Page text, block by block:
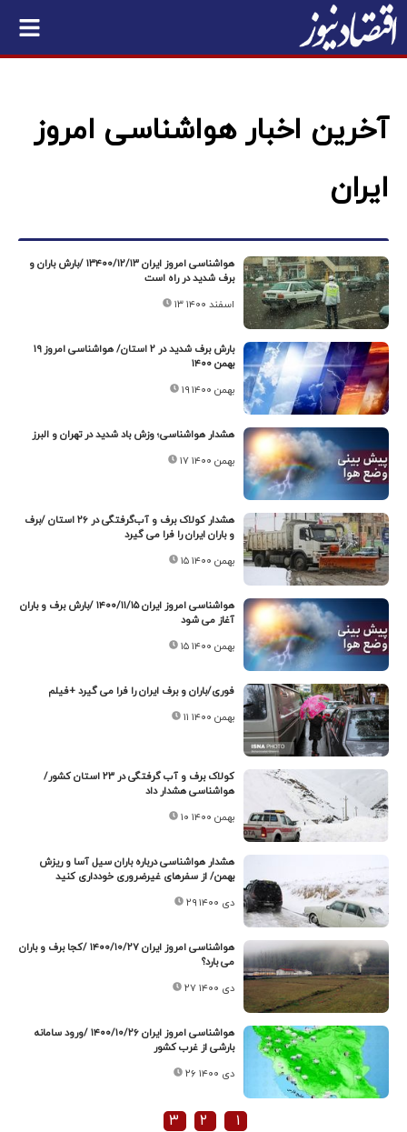
آخرین اخبار هواشناسی امروز
ایران
هواشناسی امروز ایران ۱۳۴۰۰/۱۲/۱۳ /بارش باران و
برف شدید در راه است
۱۳ اسفند ۱۴۰۰
بارش برف شدید در ۲ استان/ هواشناسی امروز ۱۹
بهمن ۱۴۰۰
۱۹ بهمن ۱۴۰۰
هشدار هواشناسی؛ وزش باد شدید در تهران و البرز
۱۷ بهمن ۱۴۰۰
هشدار کولاک برف و آب‌گرفتگی در ۲۶ استان /برف
و باران ایران را فرا می گیرد
۱۵ بهمن ۱۴۰۰
هواشناسی امروز ایران ۱۴۰۰/۱۱/۱۵ /بارش برف و باران
آغاز می شود
۱۵ بهمن ۱۴۰۰
فوری/باران و برف ایران را فرا می گیرد +فیلم
۱۱ بهمن ۱۴۰۰
کولاک برف و آب گرفتگی در ۲۳ استان کشور/
هواشناسی هشدار داد
۱۰ بهمن ۱۴۰۰
هشدار هواشناسی درباره باران سیل آسا و ریزش
بهمن/ از سفرهای غیرضروری خودداری کنید
۲۹ دی ۱۴۰۰
هواشناسی امروز ایران ۱۴۰۰/۱۰/۲۷ /کجا برف و باران
می بارد؟
۲۷ دی ۱۴۰۰
هواشناسی امروز ایران ۱۴۰۰/۱۰/۲۶ /ورود سامانه
بارشی از غرب کشور
۲۶ دی ۱۴۰۰
۱ ۲ ۳